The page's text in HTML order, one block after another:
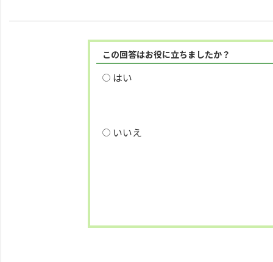
この回答はお役に立ちましたか？
はい
いいえ